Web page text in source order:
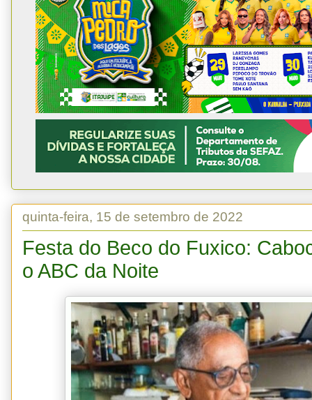
quinta-feira, 15 de setembro de 2022
Festa do Beco do Fuxico:
o ABC da Noite